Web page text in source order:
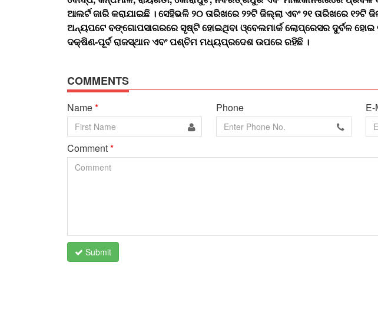
ଆଲର୍ଟ ଜାରି କରାଯାଇଛି । ସେହିଭଳି ୨୦ ତାରିଖରେ ୨୨ଟି ଜିଲ୍ଲା ଏବଂ ୨୧ ତାରିଖରେ ୧୨ଟି
ଅନ୍ୟପଟେ ବଙ୍ଗୋପସାଗରରେ ସୃଷ୍ଟି ହୋଇଥିବା ଓ୍ବେଲମାର୍କ ଲୋପ୍ରେସର ଦୁର୍ବଳ
ଦକ୍ଷିଣ-ପୂର୍ବ ରାଜସ୍ଥାନ ଏବଂ ପଶ୍ଚିମ ମଧ୍ୟପ୍ରଦେଶ ଉପରେ ରହିଛି ।
COMMENTS
Name* Phone E-
Comment*
Submit